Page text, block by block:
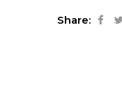
Share: